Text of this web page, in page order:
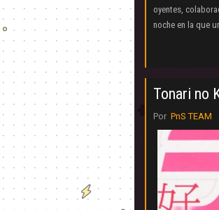
oyentes,
noche en la que
Tonari no
Por PnS TEAM